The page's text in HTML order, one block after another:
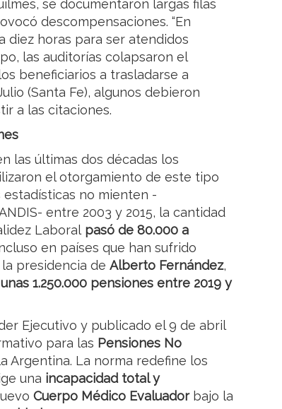
se documentaron largas filas
descompensaciones. “En
diez horas para ser atendidos
las auditorías colapsaron el
beneficiarios a trasladarse a
(Santa Fe), algunos debieron
a las citaciones.
las últimas dos décadas los
el otorgamiento de este tipo
estadísticas no mienten -
entre 2003 y 2015, la cantidad
Laboral pasó de 80.000 a
en países que han sufrido
la presidencia de Alberto Fernández,
1.250.000 pensiones entre 2019 y
Ejecutivo y publicado el 9 de abril
para las Pensiones No
Argentina. La norma redefine los
una incapacidad total y
Cuerpo Médico Evaluadorbajo la